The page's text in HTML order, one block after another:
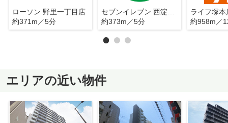
ローソン 野里一丁目店
約371m／5分
セブンイレブン 西淀川税務署前店
約373m／5分
ライフ塚本
約958m／
エリアの近い物件